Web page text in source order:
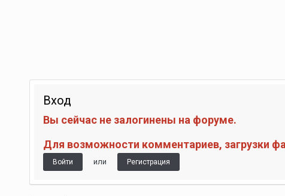
Вход
Вы сейчас не залогинены на форуме.
Для возможности комментариев, загрузки
Войти или Регистрация